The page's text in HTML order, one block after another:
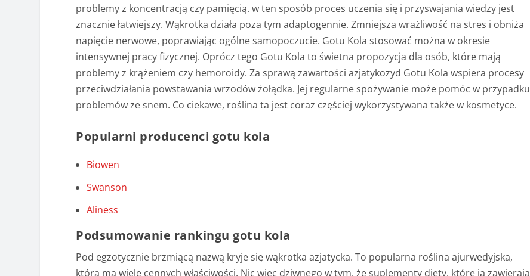
problemy z koncentracją czy pamięcią. w ten sposób proces uczenia się i przyswajania wiedzy jest
znacznie łatwiejszy. Wąkrotka działa poza tym adaptogennie. Zmniejsza wrażliwość na stres i obniża
napięcie nerwowe, poprawiając ogólne samopoczucie. Gotu Kola stosować można w okresie
intensywnej pracy fizycznej. Oprócz tego Gotu Kola to świetna propozycja dla osób, które mają
problemy z krążeniem czy hemoroidy. Za sprawą zawartości azjatykozyd Gotu Kola wspiera procesy
przeciwdziałania powstawania wrzodów żołądka. Jej regularne spożywanie może pomóc w przypadku
problemów ze snem. Co ciekawe, roślina ta jest coraz częściej wykorzystywana także w kosmetyce.
Popularni producenci gotu kola
Biowen
Swanson
Aliness
Podsumowanie rankingu gotu kola
Pod egzotycznie brzmiącą nazwą kryje się wąkrotka azjatycka. To popularna roślina ajurwedyjska,
która ma wiele cennych właściwości. Nic więc dziwnego w tym, że suplementy diety, które ją zawierają